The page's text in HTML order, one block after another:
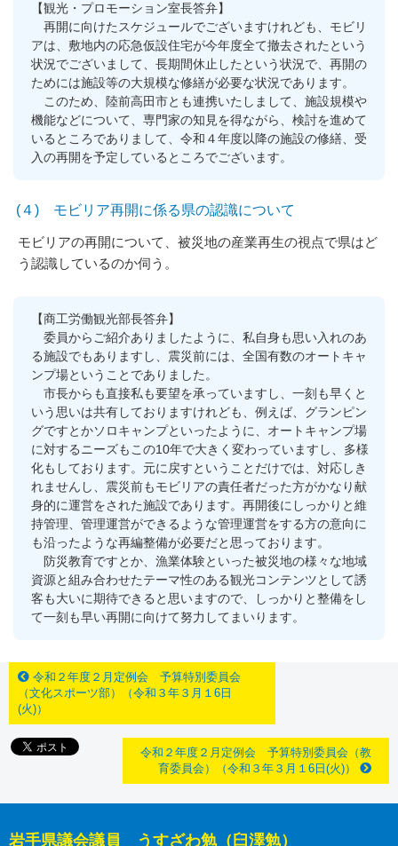
【観光・プロモーション室長答弁】
再開に向けたスケジュールでございますけれども、モビリ
アは、敷地内の応急仮設住宅が今年度全て撤去されたという
状況でございまして、長期間休止したという状況で、再開の
ためには施設等の大規模な修繕が必要な状況であります。
このため、陸前高田市とも連携いたしまして、施設規模や
機能などについて、専門家の知見を得ながら、検討を進めて
いるところでありまして、令和４年度以降の施設の修繕、受
入の再開を予定しているところでございます。
(４) モビリア再開に係る県の認識について
モビリアの再開について、被災地の産業再生の視点で県はど
う認識しているのか伺う。
【商工労働観光部長答弁】
委員からご紹介ありましたように、私自身も思い入れのあ
る施設でもありますし、震災前には、全国有数のオートキャ
ンプ場ということでありました。
市長からも直接私も要望を承っていますし、一刻も早くと
いう思いは共有しておりますけれども、例えば、グランピン
グですとかソロキャンプといったように、オートキャンプ場
に対するニーズもこの10年で大きく変わっていますし、多様
化もしております。元に戻すということだけでは、対応しき
れませんし、震災前もモビリアの責任者だった方がかなり献
身的に運営をされた施設であります。再開後にしっかりと維
持管理、管理運営ができるような管理運営をする方の意向に
も沿ったような再編整備が必要だと思っております。
防災教育ですとか、漁業体験といった被災地の様々な地域
資源と組み合わせたテーマ性のある観光コンテンツとして誘
客も大いに期待できると思いますので、しっかりと整備をし
て一刻も早い再開に向けて努力してまいります。
令和２年度２月定例会 予算特別委員会
（文化スポーツ部）（令和３年３月１6日
(火)）
令和２年度２月定例会 予算特別委員会（教
育委員会）（令和３年３月１6日(火)）
岩手県議会議員 うすざわ勉（臼澤勉）